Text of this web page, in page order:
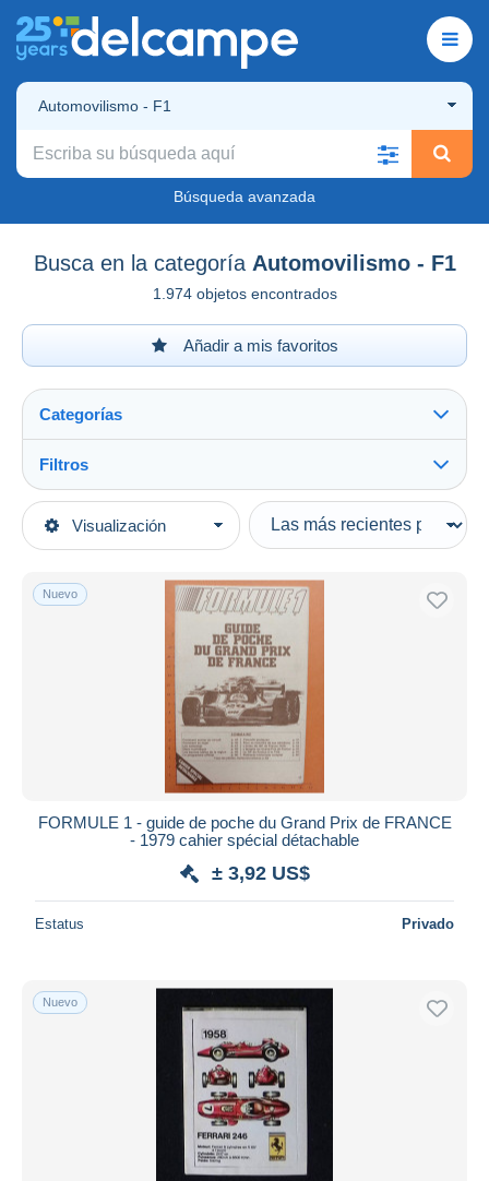
Automovilismo - F1
Búsqueda avanzada
Busca en la categoría Automovilismo - F1
1.974 objetos encontrados
Añadir a mis favoritos
Visualización
Categorías
Categorías principales
Deportes
Filtros
Tipo de venta
Activas
Precios fijos
Subasta con ofertas
Subastas sin pujas
Casa de subastas
Todas las duraciones
Cerrando dentro
Sólo con descuento
Envío gratis
Transferencia bancaria
Mastercard
Nuevo
FORMULE 1 - guide de poche du Grand Prix de FRANCE
- 1979 cahier spécial détachable
± 3,92 US$
Estatus Privado
Nuevo